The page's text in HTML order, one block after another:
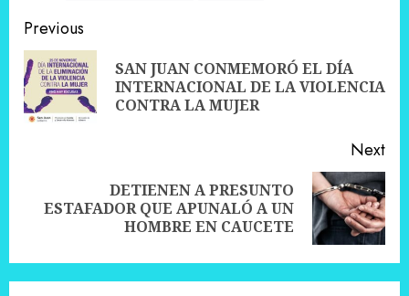
Post
navigation
Previous
SAN JUAN CONMEMORÓ EL DÍA
INTERNACIONAL DE LA VIOLENCIA
CONTRA LA MUJER
Next
Next
DETIENEN A PRESUNTO
ESTAFADOR QUE APUNALÓ A UN
HOMBRE EN CAUCETE